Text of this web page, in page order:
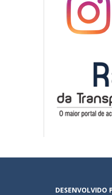
DESENVOLVIDO